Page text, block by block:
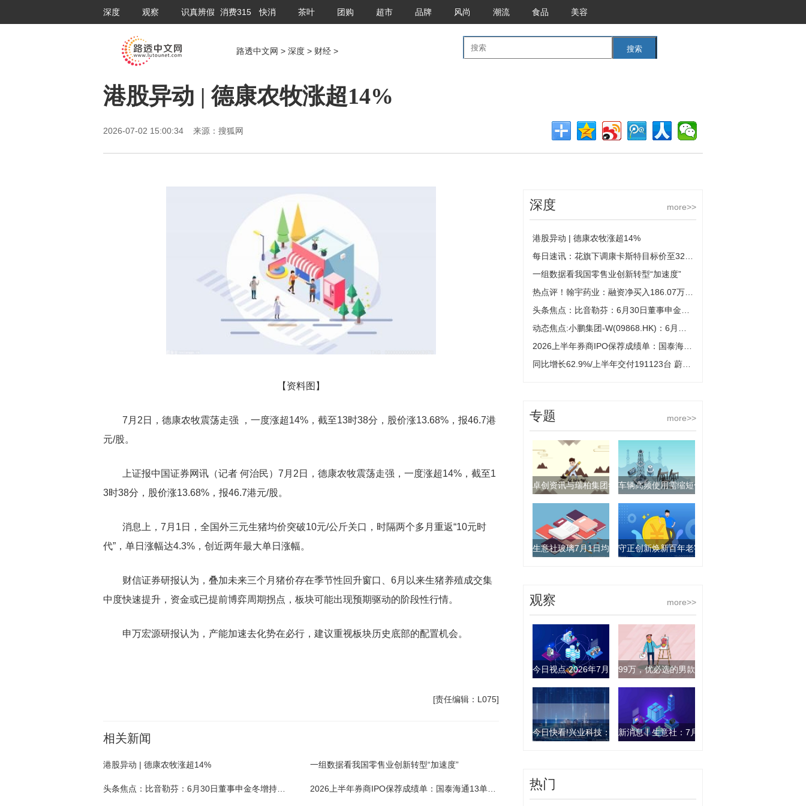
深度 观察 识真辨假 消费315 快消 茶叶 团购 超市 品牌 风尚 潮流 食品 美容
路透中文网 > 深度 > 财经 > 搜索
港股异动 | 德康农牧涨超14%
2026-07-02 15:00:34 来源：搜狐网
【资料图】
7月2日，德康农牧震荡走强 ，一度涨超14%，截至13时38分，股价涨13.68%，报46.7港
元/股。
上证报中国证券网讯（记者 何治民）7月2日，德康农牧震荡走强，一度涨超14%，截至1
3时38分，股价涨13.68%，报46.7港元/股。
消息上，7月1日，全国外三元生猪均价突破10元/公斤关口，时隔两个多月重返“10元时
代”，单日涨幅达4.3%，创近两年最大单日涨幅。
财信证券研报认为，叠加未来三个月猪价存在季节性回升窗口、6月以来生猪养殖成交集
中度快速提升，资金或已提前博弈周期拐点，板块可能出现预期驱动的阶段性行情。
申万宏源研报认为，产能加速去化势在必行，建议重视板块历史底部的配置机会。
[责任编辑：L075]
相关新闻
港股异动 | 德康农牧涨超14% 一组数据看我国零售业创新转型“加速度”
more>>
深度
港股异动 | 德康农牧涨超14%
一组数据看我国零售业创新转型“加速度”
more>>
专题
卓创资讯与瑞柏集团签署战略合作协议车辆高频使用需缩短保养周期吗？_聚焦
生意社玻璃7月1日均差为-0.07元/平方米 由负向缩小重新扩大
守正创新焕新百年老字号 每日速递
more>>
观察
今日视点:2026年7月2日滕州市农副产品物流中心有限公司价格行情
99万，优必选的男款机器人抵得上一套房-报资讯
今日快看!兴业科技：公司拟收购磷化铟资产过去三年都未能盈利
新消息丨生意社：7月1日昆明地区金属硅421#市
热门